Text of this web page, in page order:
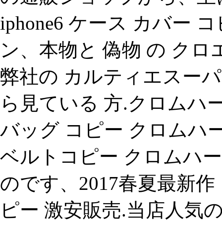
iphone6 ケース カバー
ン、本物と 偽物 の ク
弊社の カルティエスー
ら見ている 方.クロムハ
バッグ コピー クロムハ
ベルトコピー クロムハ
のです、2017春夏最新
ピー 激安販売.当店人気